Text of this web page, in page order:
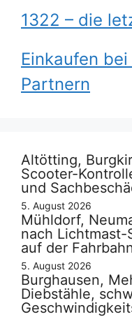
1322 – die
Einkaufen bei
Partnern
Altötting,
Scooter-
und
5. August 2026
Mühldorf,
nach Lichtmast-
auf der
5. August 2026
Burghausen,
Diebstähle,